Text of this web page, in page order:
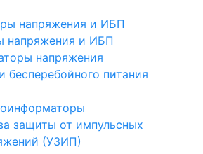
напряжения и ИБП
напряжения
бесперебойного питания
защиты от импульсных
(УЗИП)